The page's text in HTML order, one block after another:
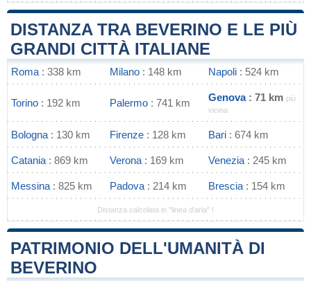
DISTANZA TRA BEVERINO E LE PIÙ
GRANDI CITTÀ ITALIANE
Roma : 338 km Milano : 148 km Napoli : 524 km
Torino : 192 km Palermo : 741 km Genova: 71 km più
vicina
Bologna : 130 km Firenze : 128 km Bari : 674 km
Catania : 869 km Verona : 169 km Venezia : 245 km
Messina : 825 km Padova : 214 km Brescia : 154 km
Distanza calcolata in "linea d'aria" !
PATRIMONIO DELL'UMANITÀ DI
BEVERINO